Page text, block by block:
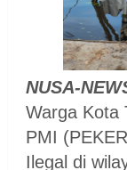
NUSA-
Warga Kota
PMI
Ilegal di